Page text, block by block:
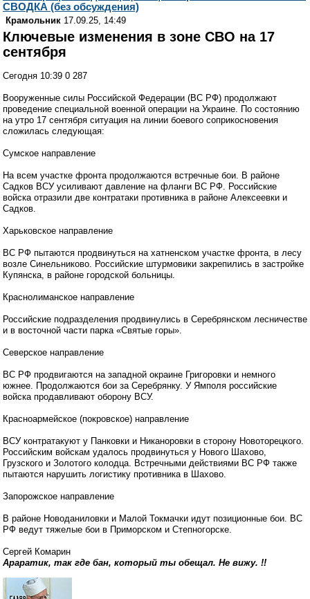
СВОДКА (без обсуждения)
Крамольник 17.09.25, 14:49
Ключевые изменения в зоне СВО на 17
сентября
Сегодня 10:39 0 287
Вооруженные силы Российской Федерации (ВС РФ) продолжают
проведение специальной военной операции на Украине. По состоянию
на утро 17 сентября ситуация на линии боевого соприкосновения
сложилась следующая:
Сумское направление
На всем участке фронта продолжаются встречные бои. В районе
Садков ВСУ усиливают давление на фланги ВС РФ. Российские
войска отразили две контратаки противника в районе Алексеевки и
Садков.
Харьковское направление
ВС РФ пытаются продвинуться на хатненском участке фронта, в лесу
возле Синельниково. Российские штурмовики закрепились в застройке
Купянска, в районе городской больницы.
Краснолиманское направление
Российские подразделения продвинулись в Серебрянском лесничестве
и в восточной части парка «Святые горы».
Северское направление
ВС РФ продвигаются на западной окраине Григоровки и немного
южнее. Продолжаются бои за Серебрянку. У Ямполя российские
войска продавливают оборону ВСУ.
Красноармейское (покровское) направление
ВСУ контратакуют у Панковки и Никаноровки в сторону Новоторецкого.
Российским войскам удалось продвинуться у Нового Шахово,
Грузского и Золотого колодца. Встречными действиями ВС РФ также
пытаются нарушить логистику противника в Шахово.
Запорожское направление
В районе Новоданиловки и Малой Токмачки идут позиционные бои. ВС
РФ ведут тяжелые бои в Приморском и Степногорске.
Сергей Комарин
Араратик, так где бан, который ты обещал. Не вижу. !!